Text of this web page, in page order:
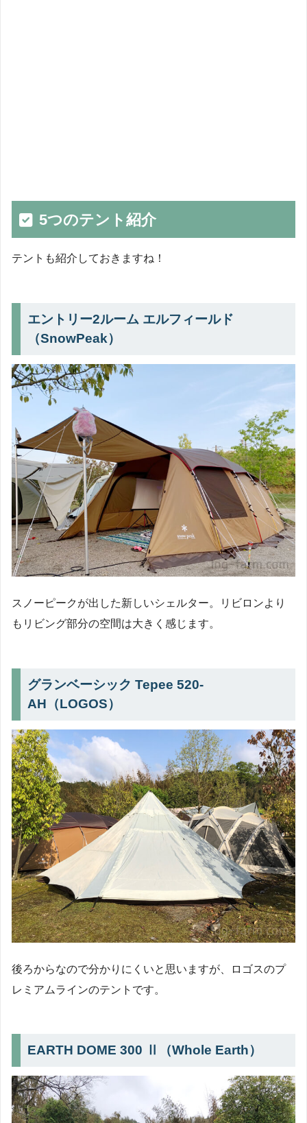
5つのテント紹介
テントも紹介しておきますね！
エントリー2ルーム エルフィールド
（SnowPeak）
スノーピークが出した新しいシェルター。リビロンより
もリビング部分の空間は大きく感じます。
グランベーシック Tepee 520-
AH（LOGOS）
後ろからなので分かりにくいと思いますが、ロゴスのプ
レミアムラインのテントです。
EARTH DOME 300 Ⅱ（Whole Earth）